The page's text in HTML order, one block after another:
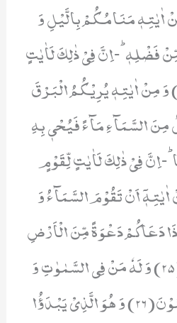
وَ مِنْ اٰیٰتِهٖ مَنَامُكُمْ بِالَّیْلِ وَ
فَضْلِهٖؕ-اِنَّ فِیْ ذٰلِكَ لَاٰیٰتٍ
لِّقَوْمٍ یَّسْمَعُوْنَ(23) وَ مِنْ اٰیٰتِهٖ یُرِیْكُمُ الْبَرْقَ
السَّمَآءِ مَآءً فَیُحْیٖ بِهِ
اِنَّ فِیْ ذٰلِكَ لَاٰیٰتٍ لِّقَوْمٍ
وَ مِنْ اٰیٰتِهٖۤ اَنْ تَقُوْمَ السَّمَآءُ وَ
دَعَاكُمْ دَعْوَةً مِّنَ الْاَرْضِ
اِذَاۤ اَنْتُمْ تَخْرُجُوْنَ(25) وَ لَهٗ مَنْ فِی السَّمٰوٰتِ وَ
الْاَرْضِؕ-كُلٌّ لَّهٗ قٰنِتُوْنَ(26) وَ هُوَ الَّذِیْ یَبْدَؤُا